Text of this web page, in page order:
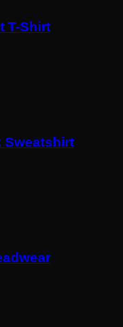
T-Shirt
Sweatshirt